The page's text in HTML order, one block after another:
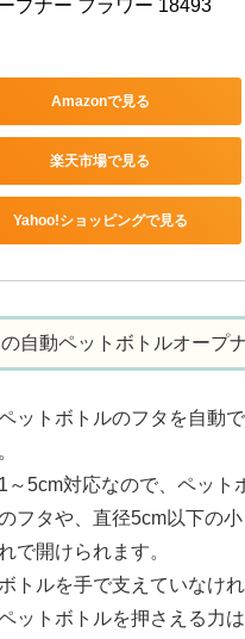
プナー フラワー 18493
Amazonで見る
楽天市場で見る
Yahoo!ショッピングで見る
自動ペットボトルオープナ
ットボトルのフタを自動
5cm対応なので、ペット
フタや、直径5cm以下の
で開けられます。
トルを手で支えていなけ
ットボトルを押さえる力